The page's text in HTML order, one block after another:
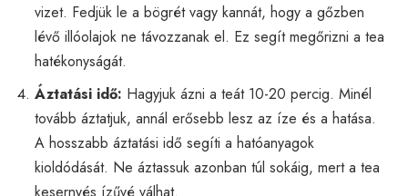
vizet. Fedjük le a bögrét vagy kannát, hogy a gőzben
lévő illóolajok ne távozzanak el. Ez segít megőrizni a tea
hatékonyságát.
Áztatási idő: Hagyjuk ázni a teát 10-20 percig. Minél
tovább áztatjuk, annál erősebb lesz az íze és a hatása.
A hosszabb áztatási idő segíti a hatóanyagok
kioldódását. Ne áztassuk azonban túl sokáig, mert a tea
kesernyés ízűvé válhat.